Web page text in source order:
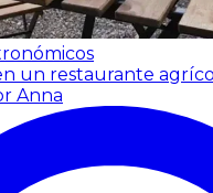
un restaurante
Anna